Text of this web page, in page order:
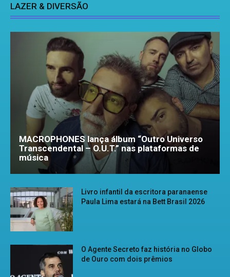
LAZER & DIVERSÃO
MACROPHONES lança álbum “Outro Universo
Transcendental – O.U.T.” nas plataformas de
música
Livro infantil da escritora paranaense
Paula Lima estará na Bett Brasil 2026
O Agente Secreto faz história no Globo
de Ouro com dois prêmios